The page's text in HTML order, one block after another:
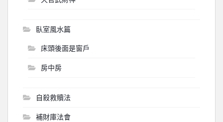
臥室風水篇
床頭後面是窗戶
房中房
自殺救贖法
補財庫法會